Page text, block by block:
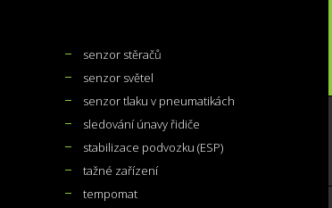
senzor stěračů
senzor světel
senzor tlaku v pneumatikách
sledování únavy řidiče
stabilizace podvozku (ESP)
tažné zařízení
tempomat